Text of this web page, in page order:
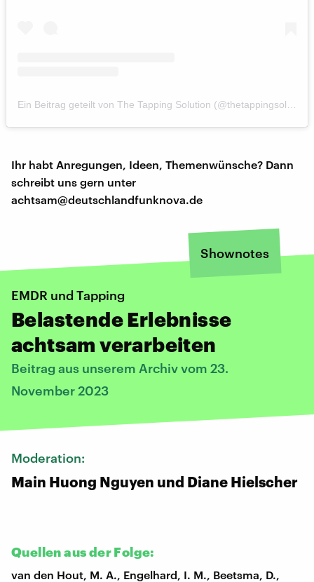
Ihr habt Anregungen, Ideen, Themenwünsche? Dann
schreibt uns gern unter
achtsam@deutschlandfunknova.de
Shownotes
EMDR und Tapping
Belastende Erlebnisse
achtsam verarbeiten
Beitrag aus unserem Archiv vom 23.
November 2023
Moderation:
Main Huong Nguyen und Diane Hielscher
Quellen aus der Folge:
van den Hout, M. A., Engelhard, I. M., Beetsma, D.,